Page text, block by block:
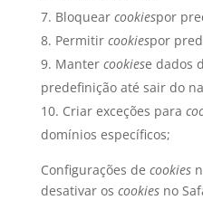
Bloquear cookiespor
Permitir cookiespor
Manter cookiese dados
predefinição até sair do
Criar exceções para
domínios específicos;
Configurações de cookies
desativar os cookiesno